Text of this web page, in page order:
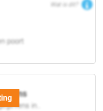
Wat is dit?
poort
in..